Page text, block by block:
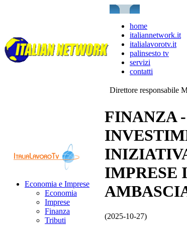
home
italiannetwork.it
italialavorotv.it
palinsesto tv
servizi
contatti
Direttore responsabile
Economia e Imprese
Economia
Imprese
Finanza
Tributi
FINANZA
IMPRESE
(2025-10-27)